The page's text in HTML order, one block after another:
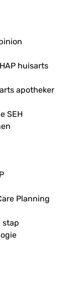
huisarts
apotheker
SEH
Planning
stap